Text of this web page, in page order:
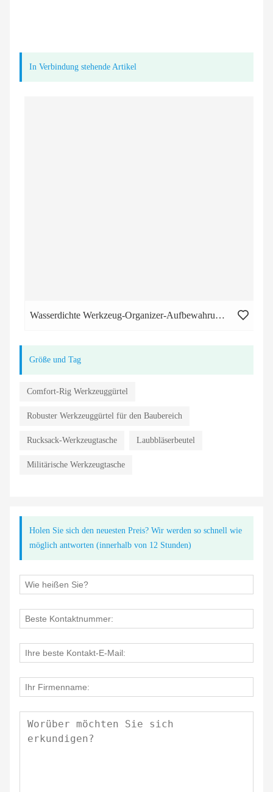
In Verbindung stehende Artikel
Wasserdichte Werkzeug-Organizer-Aufbewahrungstaschen für Männer oder Frauen
Größe und Tag
Comfort-Rig Werkzeuggürtel
Robuster Werkzeuggürtel für den Baubereich
Rucksack-Werkzeugtasche Laubbläserbeutel
Militärische Werkzeugtasche
Holen Sie sich den neuesten Preis? Wir werden so schnell wie
möglich antworten (innerhalb von 12 Stunden)